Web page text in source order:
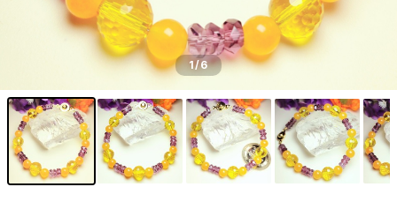
1/6